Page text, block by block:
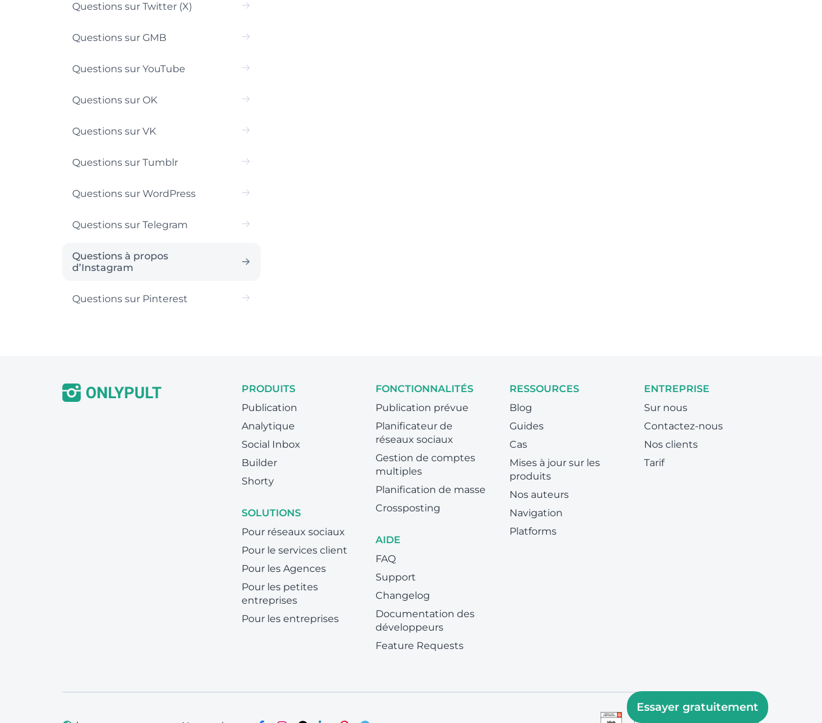
Questions sur Twitter (X)
Questions sur GMB
Questions sur YouTube
Questions sur OK
Questions sur VK
Questions sur Tumblr
Questions sur WordPress
Questions sur Telegram
Questions à propos
d’Instagram
Questions sur Pinterest
PRODUITS
Publication
Analytique
Social Inbox
Builder
Shorty
SOLUTIONS
Pour réseaux sociaux
Pour le services client
Pour les Agences
Pour les petites
entreprises
Pour les entreprises
FONCTIONNALITÉS
Publication prévue
Planificateur de
réseaux sociaux
Gestion de comptes
multiples
Planification de masse
Crossposting
AIDE
FAQ
Support
Changelog
Documentation des
développeurs
Feature Requests
RESSOURCES
Blog
Guides
Cas
Mises à jour sur les
produits
Nos auteurs
Navigation
Platforms
ENTREPRISE
Sur nous
Contactez-nous
Nos clients
Tarif
Essayer gratuitement